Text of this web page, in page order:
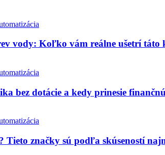
vody: Koľko vám reálne ušetrí táto
bez dotácie a kedy prinesie
Tieto značky sú podľa skúseností